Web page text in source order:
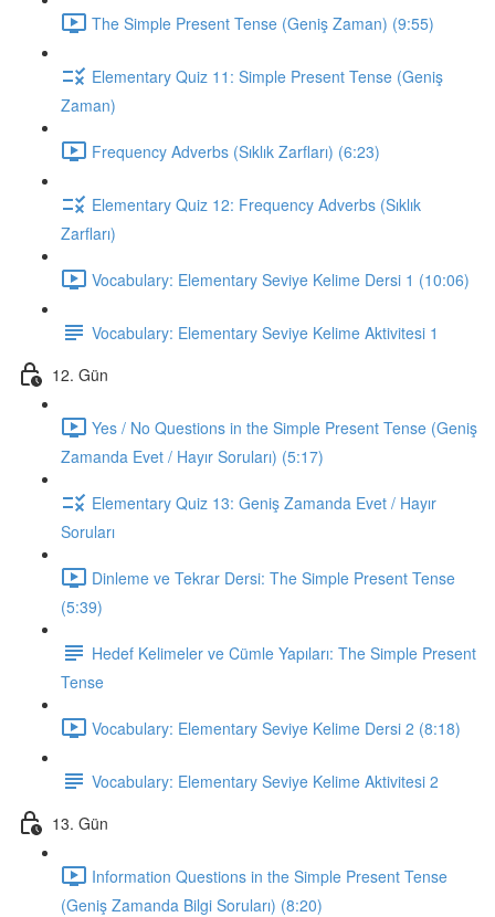
The Simple Present Tense (Geniş Zaman) (9:55)
Elementary Quiz 11: Simple Present Tense (Geniş
Zaman)
Frequency Adverbs (Sıklık Zarfları) (6:23)
Elementary Quiz 12: Frequency Adverbs (Sıklık
Zarfları)
Vocabulary: Elementary Seviye Kelime Dersi 1 (10:06)
Vocabulary: Elementary Seviye Kelime Aktivitesi 1
12. Gün
Yes / No Questions in the Simple Present Tense (Geniş
Zamanda Evet / Hayır Soruları) (5:17)
Elementary Quiz 13: Geniş Zamanda Evet / Hayır
Soruları
Dinleme ve Tekrar Dersi: The Simple Present Tense
(5:39)
Hedef Kelimeler ve Cümle Yapıları: The Simple Present
Tense
Vocabulary: Elementary Seviye Kelime Dersi 2 (8:18)
Vocabulary: Elementary Seviye Kelime Aktivitesi 2
13. Gün
Information Questions in the Simple Present Tense
(Geniş Zamanda Bilgi Soruları) (8:20)